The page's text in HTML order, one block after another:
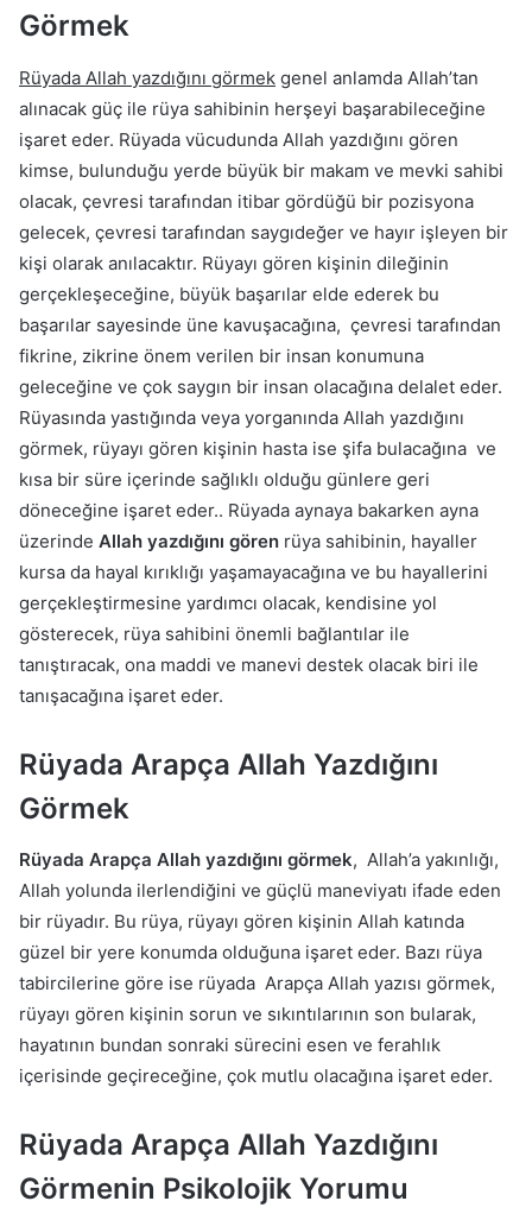
Görmek
Rüyada Allah yazdığını görmek genel anlamda Allah’tan
alınacak güç ile rüya sahibinin herşeyi başarabileceğine
işaret eder. Rüyada vücudunda Allah yazdığını gören
kimse, bulunduğu yerde büyük bir makam ve mevki sahibi
olacak, çevresi tarafından itibar gördüğü bir pozisyona
gelecek, çevresi tarafından saygıdeğer ve hayır işleyen bir
kişi olarak anılacaktır. Rüyayı gören kişinin dileğinin
gerçekleşeceğine, büyük başarılar elde ederek bu
başarılar sayesinde üne kavuşacağına, çevresi tarafından
fikrine, zikrine önem verilen bir insan konumuna
geleceğine ve çok saygın bir insan olacağına delalet eder.
Rüyasında yastığında veya yorganında Allah yazdığını
görmek, rüyayı gören kişinin hasta ise şifa bulacağına ve
kısa bir süre içerinde sağlıklı olduğu günlere geri
döneceğine işaret eder.. Rüyada aynaya bakarken ayna
üzerinde Allah yazdığını gören rüya sahibinin, hayaller
kursa da hayal kırıklığı yaşamayacağına ve bu hayallerini
gerçekleştirmesine yardımcı olacak, kendisine yol
gösterecek, rüya sahibini önemli bağlantılar ile
tanıştıracak, ona maddi ve manevi destek olacak biri ile
tanışacağına işaret eder.
Rüyada Arapça Allah Yazdığını
Görmek
Rüyada Arapça Allah yazdığını görmek, Allah’a yakınlığı,
Allah yolunda ilerlendiğini ve güçlü maneviyatı ifade eden
bir rüyadır. Bu rüya, rüyayı gören kişinin Allah katında
güzel bir yere konumda olduğuna işaret eder. Bazı rüya
tabircilerine göre ise rüyada Arapça Allah yazısı görmek,
rüyayı gören kişinin sorun ve sıkıntılarının son bularak,
hayatının bundan sonraki sürecini esen ve ferahlık
içerisinde geçireceğine, çok mutlu olacağına işaret eder.
Rüyada Arapça Allah Yazdığını
Görmenin Psikolojik Yorumu